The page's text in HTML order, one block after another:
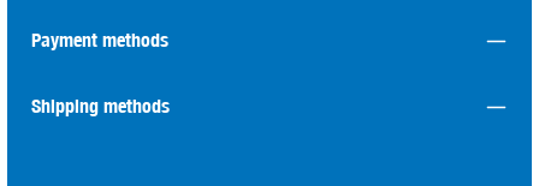
Payment methods
Shipping methods